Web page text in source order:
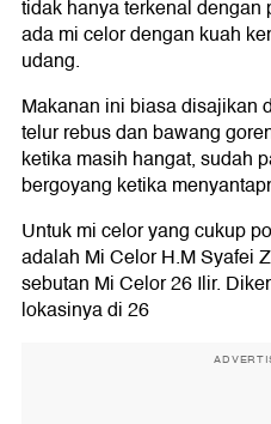
tidak hanya terkenal
ada mi celor dengan kuah
udang.
Makanan ini biasa disajikan
telur rebus dan bawang
ketika masih hangat, sudah
bergoyang ketika
Untuk mi celor yang cukup
adalah Mi Celor H.M Syafei
sebutan Mi Celor 26 Ilir.
lokasinya di 26